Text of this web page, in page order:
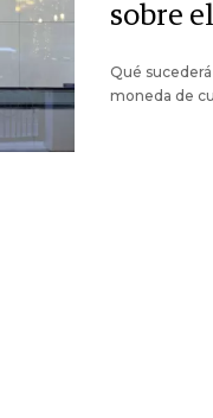
sobre
Qué
moneda de